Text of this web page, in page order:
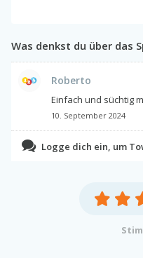
Was denkst du über das
Roberto
Einfach und süchtig
10. September 2024
Logge dich ein, um